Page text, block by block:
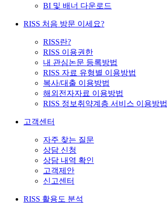
BI 및 배너 다운로드
RISS 처음 방문 이세요?
RISS란?
RISS 이용권한
내 관심논문 등록방법
RISS 자료 유형별 이용방법
복사/대출 이용방법
해외전자자료 이용방법
RISS 정보취약계층 서비스 이용방법
고객센터
자주 찾는 질문
상담 신청
상담 내역 확인
고객제안
신고센터
RISS 활용도 분석